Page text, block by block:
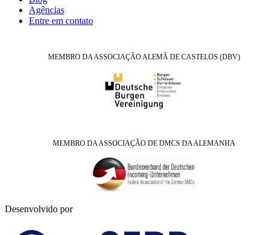
Agências
Entre em contato
MEMBRO DA ASSOCIAÇÃO ALEMÃ DE CASTELOS (DBV)
MEMBRO DA ASSOCIAÇÃO DE DMCS DA ALEMANHA
Desenvolvido por